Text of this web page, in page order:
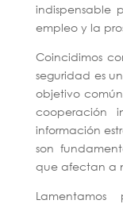
indispensable
empleo y la
Coincidimos
seguridad es
objetivo
cooperación
información
son
que afectan a